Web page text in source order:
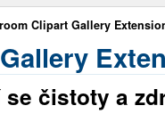
Clipart Gallery
čistoty a